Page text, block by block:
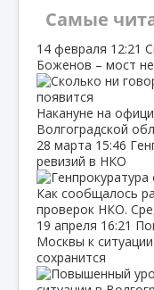
Самые
14 февраля 12:21
Боженов – мост
Накануне на
Волгоградской
28 марта 15:46
ревизий в НКО
Как сообщалось
проверок НКО.
19 апреля 16:21
Москвы к
сохранится